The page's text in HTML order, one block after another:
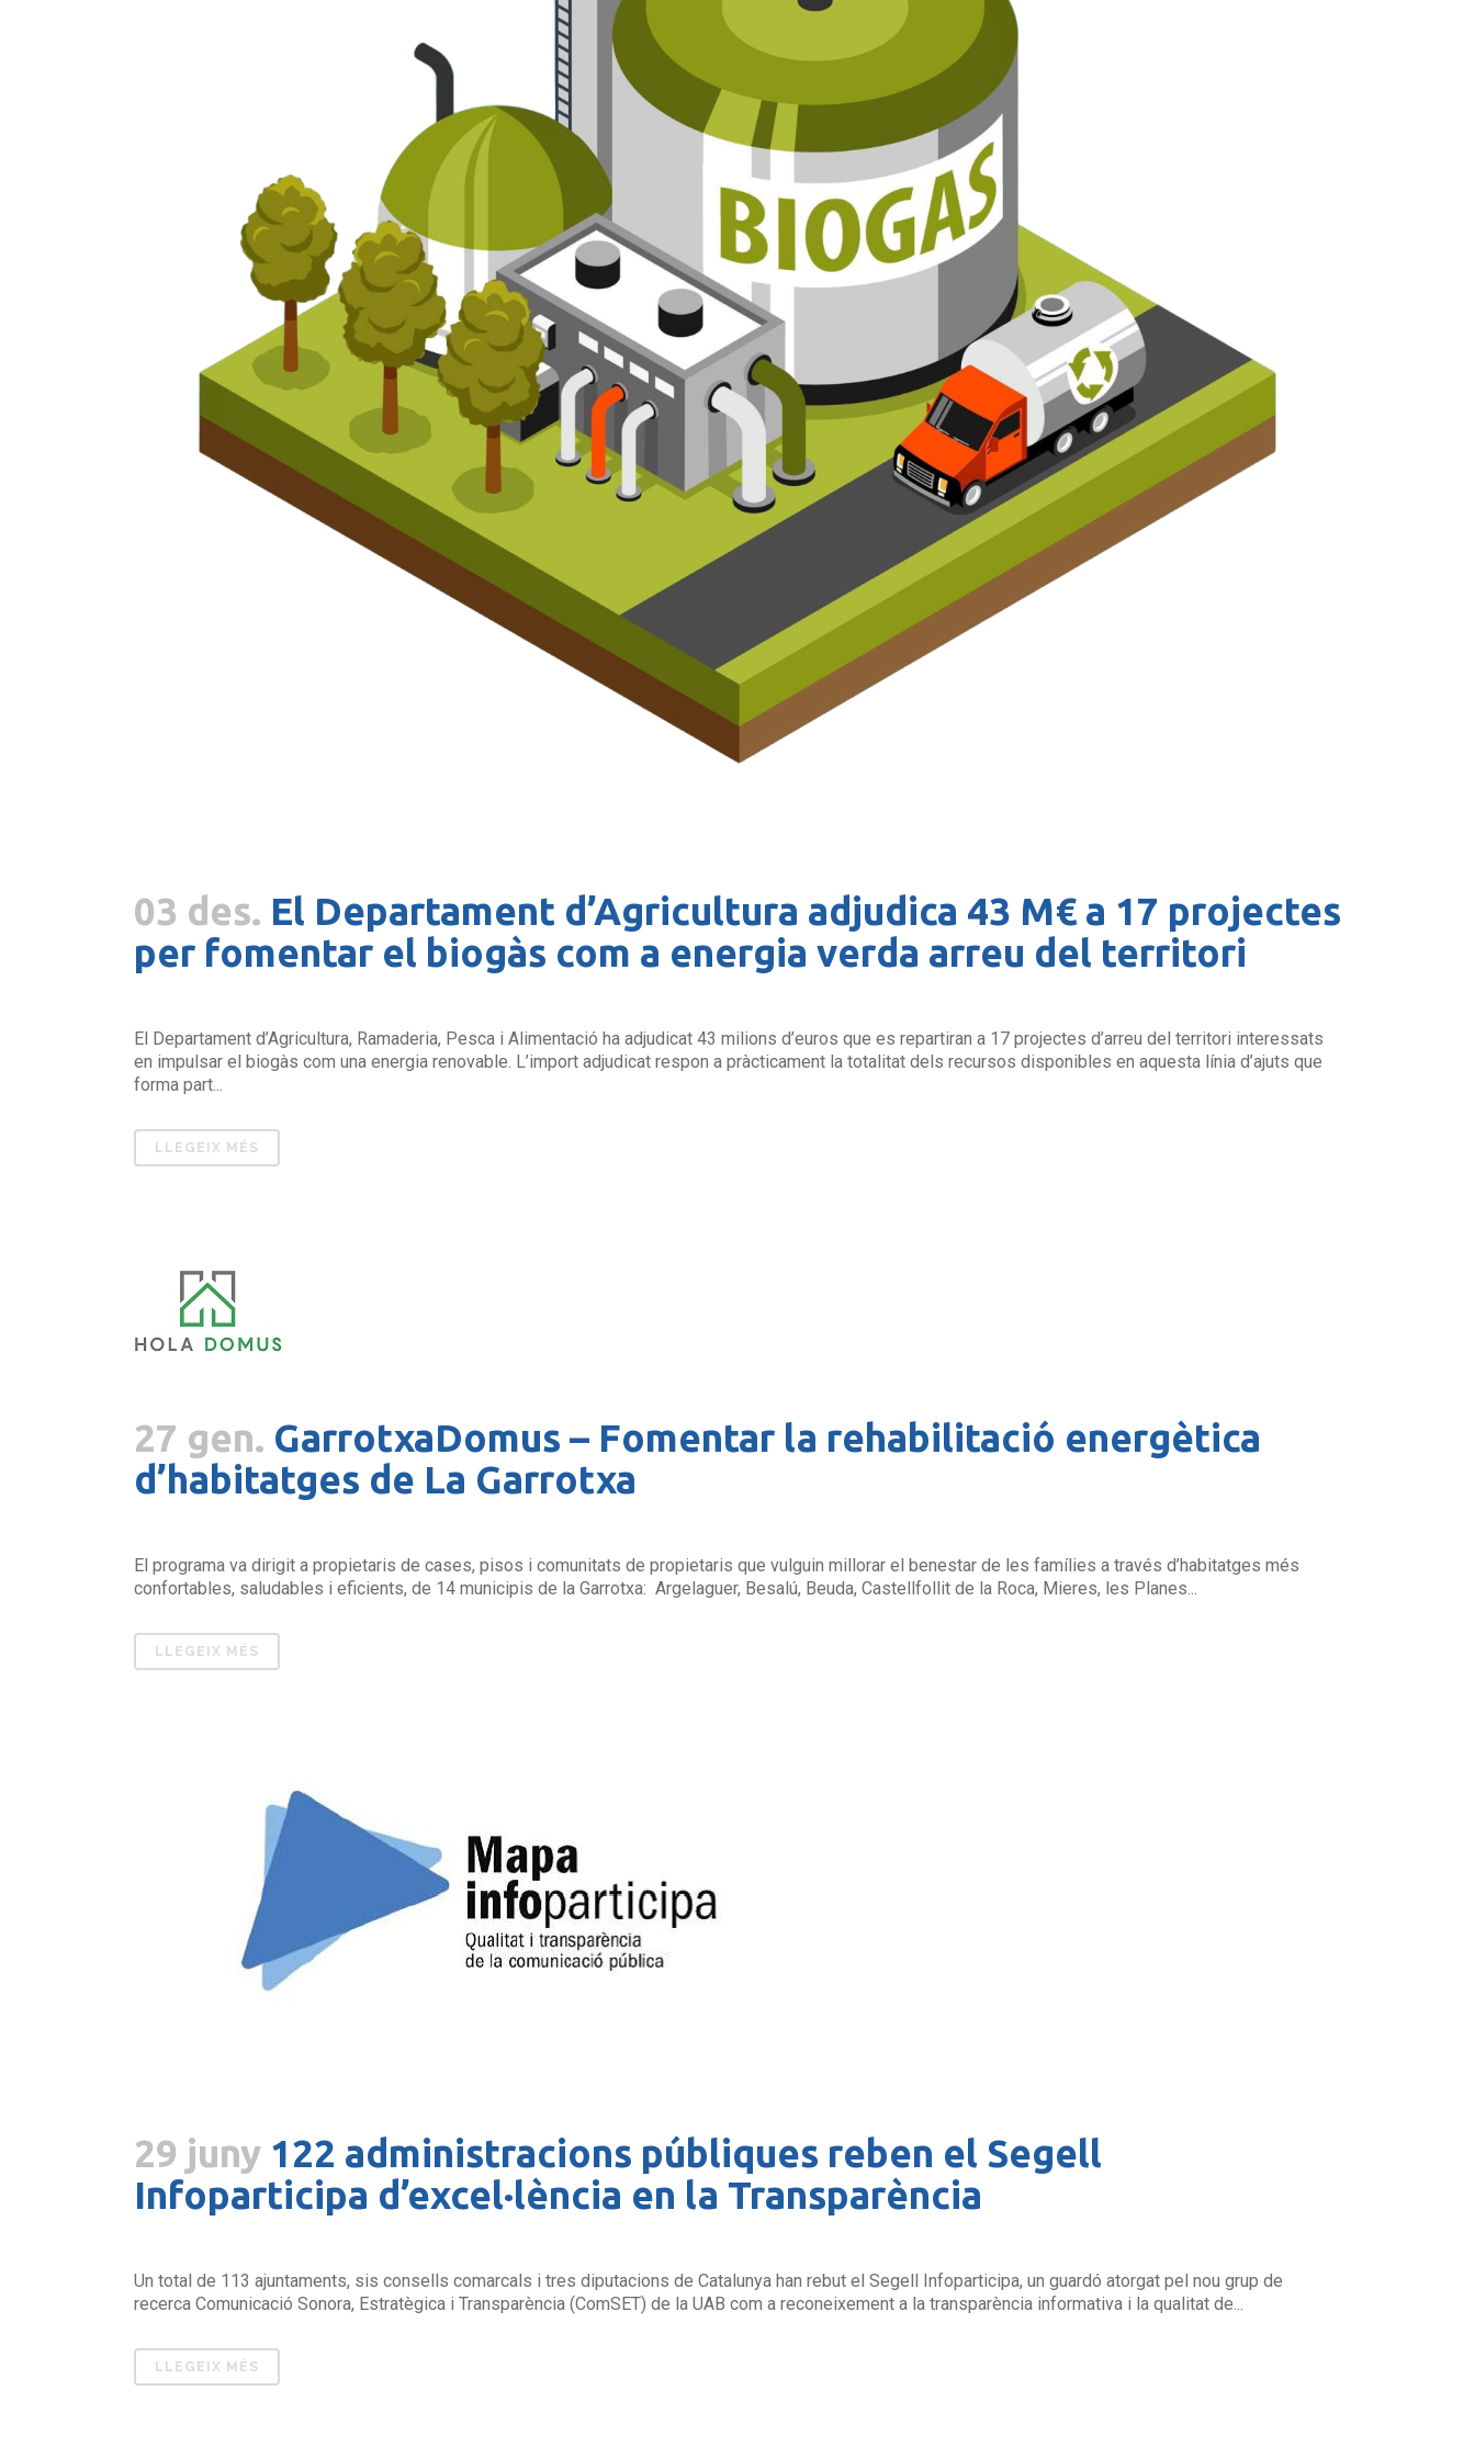
03 des. El Departament d’Agricultura adjudica 43 M€ a 17 projectes
per fomentar el biogàs com a energia verda arreu del territori
El Departament d’Agricultura, Ramaderia, Pesca i Alimentació ha adjudicat 43 milions d’euros que es repartiran a 17 projectes d’arreu del territori interessats
en impulsar el biogàs com una energia renovable. L’import adjudicat respon a pràcticament la totalitat dels recursos disponibles en aquesta línia d’ajuts que
forma part...
LLEGEIX MÉS
27 gen. GarrotxaDomus – Fomentar la rehabilitació energètica
d’habitatges de La Garrotxa
El programa va dirigit a propietaris de cases, pisos i comunitats de propietaris que vulguin millorar el benestar de les famílies a través d’habitatges més
confortables, saludables i eficients, de 14 municipis de la Garrotxa: Argelaguer, Besalú, Beuda, Castellfollit de la Roca, Mieres, les Planes...
LLEGEIX MÉS
29 juny 122 administracions públiques reben el Segell
Infoparticipa d’excel·lència en la Transparència
Un total de 113 ajuntaments, sis consells comarcals i tres diputacions de Catalunya han rebut el Segell Infoparticipa, un guardó atorgat pel nou grup de
recerca Comunicació Sonora, Estratègica i Transparència (ComSET) de la UAB com a reconeixement a la transparència informativa i la qualitat de...
LLEGEIX MÉS